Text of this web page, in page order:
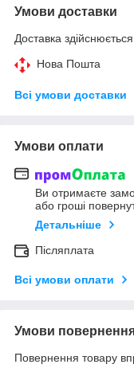
Умови доставки
Доставка
Нова Пошта
Всі умови доставки
Умови оплати
Ви отримаєте
або гроші
Детальніше
Післяплата
Всі умови оплати
Умови
Повернення товару